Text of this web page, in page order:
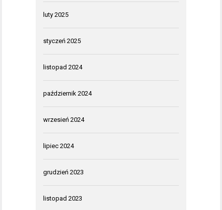
luty 2025
styczeń 2025
listopad 2024
październik 2024
wrzesień 2024
lipiec 2024
grudzień 2023
listopad 2023